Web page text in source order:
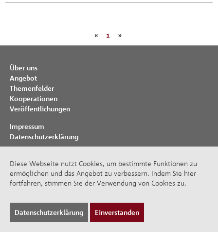
« 1 »
Über uns
Angebot
Themenfelder
Kooperationen
Veröffentlichungen
Impressum
Datenschutzerklärung
© Bank-Verlag GmbH 2026
Diese Webseite nutzt Cookies, um bestimmte Funktionen zu
ermöglichen und das Angebot zu verbessern. Indem Sie hier
fortfahren, stimmen Sie der Verwendung von Cookies zu.
Datenschutzerklärung Einverstanden